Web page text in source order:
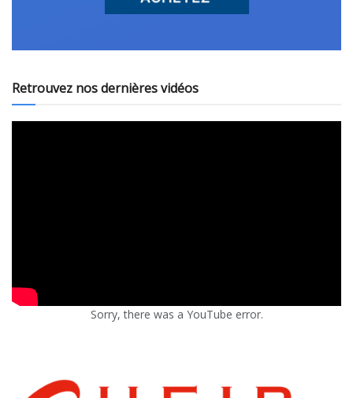
Retrouvez nos dernières vidéos
Sorry, there was a YouTube error.